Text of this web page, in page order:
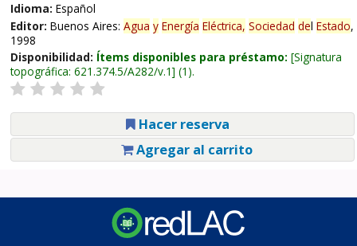
Idioma: Español
Editor: Buenos Aires: Agua y Energía Eléctrica, Sociedad del Estado,
1998
Disponibilidad: Ítems disponibles para préstamo: Signatura
topográfica: 621.374.5/A282/v.1 (1).
Hacer reserva
Agregar al carrito